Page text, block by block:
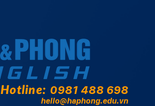
Hotline: 0981 488 698
hello@haphong.edu.vn